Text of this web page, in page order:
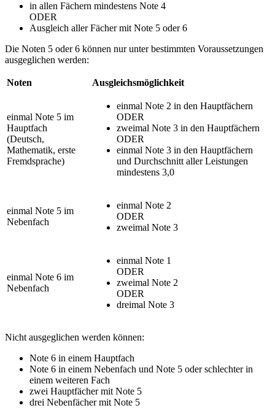
in allen Fächern mindestens Note 4
ODER
Ausgleich aller Fächer mit Note 5 oder 6
Die Noten 5 oder 6 können nur unter bestimmten Voraussetzungen
ausgeglichen werden:
Noten Ausgleichsmöglichkeit
einmal Note 5 im
Hauptfach
(Deutsch,
Mathematik, erste
Fremdsprache)
einmal Note 2 in den Hauptfächern
ODER
zweimal Note 3 in den Hauptfächern
ODER
einmal Note 3 in den Hauptfächern
und Durchschnitt aller Leistungen
mindestens 3,0
einmal Note 5 im
Nebenfach
einmal Note 2
ODER
zweimal Note 3
einmal Note 6 im
Nebenfach
einmal Note 1
ODER
zweimal Note 2
ODER
dreimal Note 3
Nicht ausgeglichen werden können:
Note 6 in einem Hauptfach
Note 6 in einem Nebenfach und Note 5 oder schlechter in
einem weiteren Fach
zwei Hauptfächer mit Note 5
drei Nebenfächer mit Note 5